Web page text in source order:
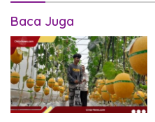
Baca Juga